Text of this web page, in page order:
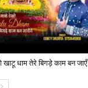
धाम तेरे बिगड़े काम बन जाएँ